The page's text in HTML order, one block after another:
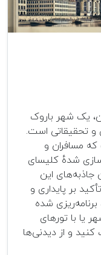
یک شهر باروک
و تحقیقاتی است.
که مسافران و
شده‌ٔ کلیسای
جاذبه‌های این
بر پایداری و
شده
یا با تورهای
و از دیدنی‌ها